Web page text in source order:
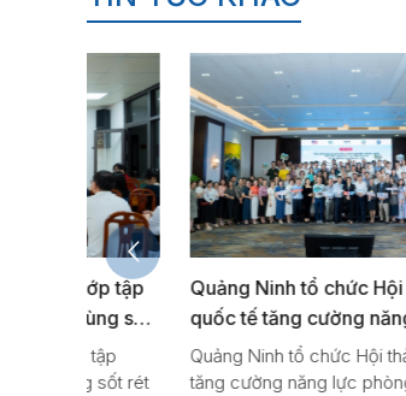
Quảng Ninh tổ chức Hội thảo
quốc tế tăng cường năng lực
phòng, chống dịch bệnh truyền
nhiễm
Quảng Ninh tổ chức Hội thảo quốc tế
tăng cường năng lực phòng, chống